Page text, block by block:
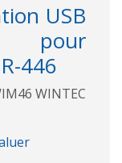
USB
pour
446
WINTEC